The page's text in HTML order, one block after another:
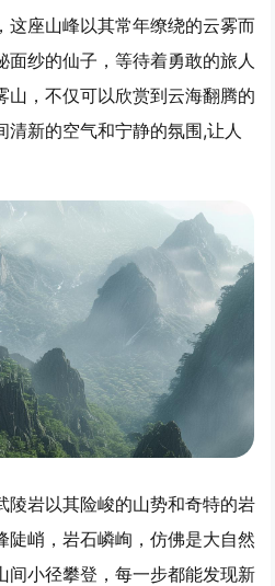
这座山峰以其常年缭绕的云雾而
面纱的仙子，等待着勇敢的旅人
山，不仅可以欣赏到云海翻腾的
清新的空气和宁静的氛围,让人
陵岩以其险峻的山势和奇特的岩
陡峭，岩石嶙峋，仿佛是大自然
间小径攀登，每一步都能发现新